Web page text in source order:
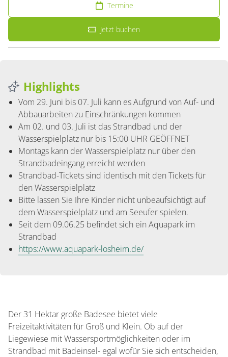
Termine
Jetzt buchen
Highlights
Vom 29. Juni bis 07. Juli kann es Aufgrund von Auf- und
Abbauarbeiten zu Einschränkungen kommen
Am 02. und 03. Juli ist das Strandbad und der
Wasserspielplatz nur bis 15:00 UHR GEÖFFNET
Montags kann der Wasserspielplatz nur über den
Strandbadeingang erreicht werden
Strandbad-Tickets sind identisch mit den Tickets für
den Wasserspielplatz
Bitte lassen Sie Ihre Kinder nicht unbeaufsichtigt auf
dem Wasserspielplatz und am Seeufer spielen.
Seit dem 09.06.25 befindet sich ein Aquapark im
Strandbad
https://www.aquapark-losheim.de/
Der 31 Hektar große Badesee bietet viele
Freizeitaktivitäten für Groß und Klein. Ob auf der
Liegewiese mit Wassersportmöglichkeiten oder im
Strandbad mit Badeinsel- egal wofür Sie sich entscheiden,